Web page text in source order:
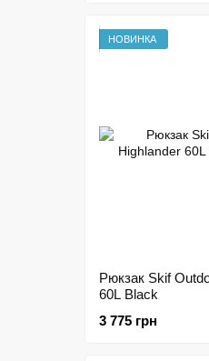
НОВИНКА
Рюкзак Skif
60L Black
3 775 грн